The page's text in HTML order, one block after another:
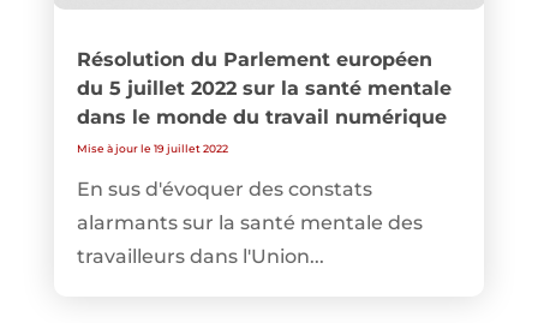
Résolution du Parlement européen
du 5 juillet 2022 sur la santé mentale
dans le monde du travail numérique
Mise à jour le 19 juillet 2022
En sus d'évoquer des constats
alarmants sur la santé mentale des
travailleurs dans l'Union...